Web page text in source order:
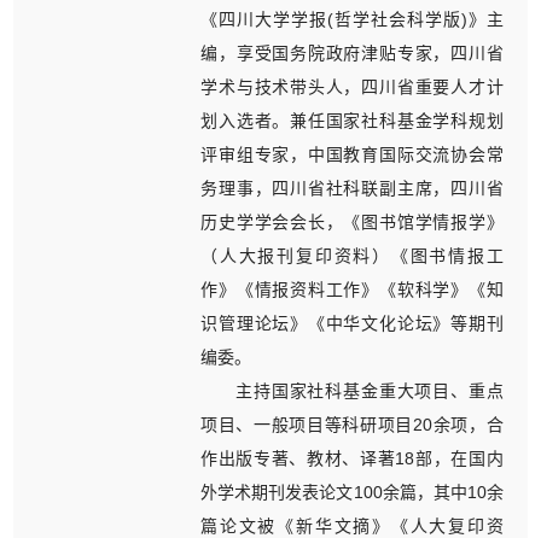
《四川大学学报(哲学社会科学版)》主
编，享受国务院政府津贴专家，四川省
学术与技术带头人，四川省重要人才计
划入选者。兼任国家社科基金学科规划
评审组专家，中国教育国际交流协会常
务理事，四川省社科联副主席，四川省
历史学学会会长，《图书馆学情报学》
（人大报刊复印资料）《图书情报工
作》《情报资料工作》《软科学》《知
识管理论坛》《中华文化论坛》等期刊
编委。
主持国家社科基金重大项目、重点
项目、一般项目等科研项目20余项，合
作出版专著、教材、译著18部，在国内
外学术期刊发表论文100余篇，其中10余
篇论文被《新华文摘》《人大复印资